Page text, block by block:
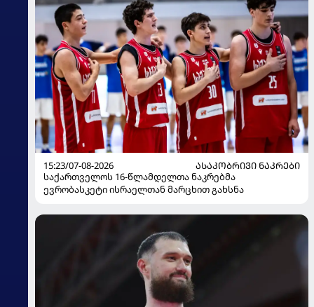
15:23/07-08-2026
ᲐᲡᲐᲙᲝᲑᲠᲘᲕᲘ ᲜᲐᲙᲠᲔᲑᲘ
საქართველოს 16-წლამდელთა ნაკრებმა
ევრობასკეტი ისრაელთან მარცხით გახსნა